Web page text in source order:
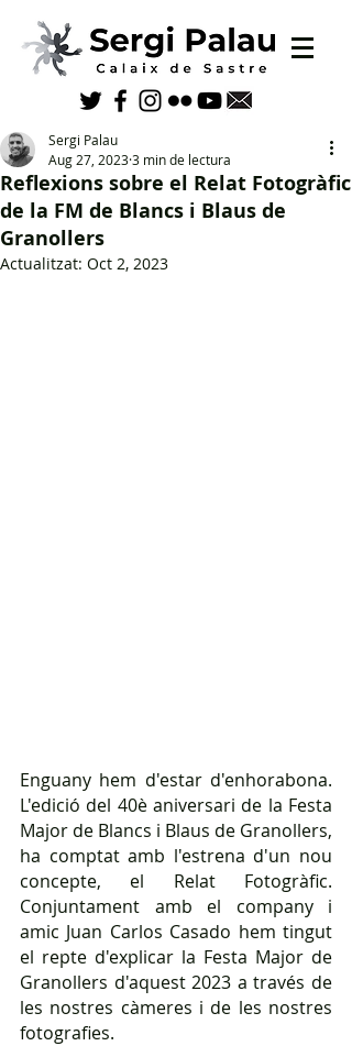
Reflexions sobre el Relat Fotogràfic
de la FM de Blancs i Blaus de
Granollers
Sergi Palau
Aug 27, 20233 min de lectura
Actualitzat: Oct 2, 2023
Enguany hem d'estar d'enhorabona.
L'edició del 40è aniversari de la Festa
Major de Blancs i Blaus de Granollers,
ha comptat amb l'estrena d'un nou
concepte, el Relat Fotogràfic.
Conjuntament amb el company i
amic Juan Carlos Casado hem tingut
el repte d'explicar la Festa Major de
Granollers d'aquest 2023 a través de
les nostres càmeres i de les nostres
fotografies.